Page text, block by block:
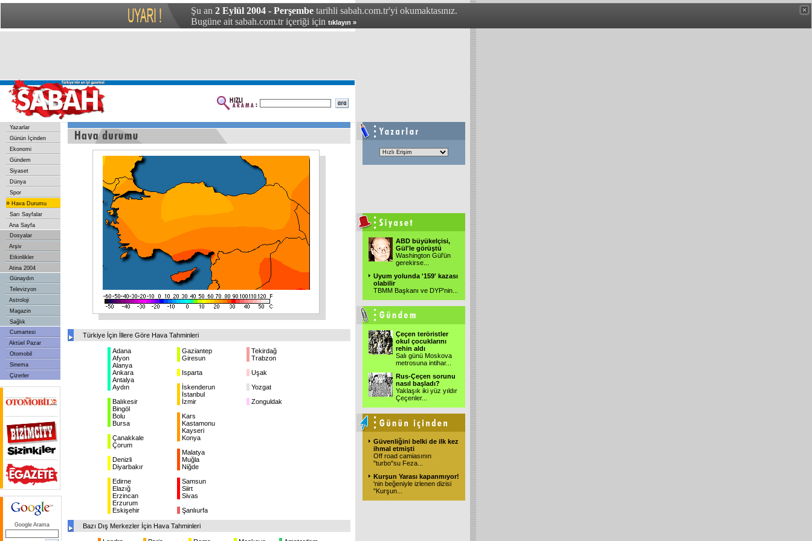
Şu an 2 Eylül 2004 - Perşembe tarihli sabah.com.tr'yi okumaktasınız.
Bugüne ait sabah.com.tr içeriği için tıklayın »
Yazarlar
Günün İçinden
Ekonomi
Gündem
Siyaset
Dünya
Spor
» Hava Durumu
Sarı Sayfalar
Ana Sayfa
Dosyalar
Arşiv
Etkinlikler
Atina 2004
Günaydın
Televizyon
Astroloji
Magazin
Sağlık
Cumartesi
Aktüel Pazar
Otomobil
Sinema
Çizerler
Google Arama
Türkiye İçin İllere Göre Hava Tahminleri
Adana Gaziantep
Tekirdağ
Afyon
Giresun
Trabzon
Alanya
Ankara
Isparta
Uşak
Antalya
Aydın
İskenderun
Yozgat
İstanbul
Balıkesir
İzmir
Zonguldak
Bingöl
Bolu
Kars
Bursa
Kastamonu
Kayseri
Çanakkale
Konya
Çorum
Malatya
Denizli
Muğla
Diyarbakır
Niğde
Edirne
Samsun
Elazığ
Siirt
Erzincan
Sivas
Erzurum
Eskişehir
Şanlıurfa
Bazı Dış Merkezler İçin Hava Tahminleri
ABD büyükelçisi,
Gül'le görüştü
Washington Gül'ün
gerekirse
Uyum yolunda '159' kazası
olabilir
TBMM Başkanı ve DYP'nin
Çeçen teröristler
okul çocuklarını
rehin aldı
Salı günü Moskova
metrosuna intihar...
Rus-Çeçen sorunu
nasıl başladı?
Yaklaşık iki yüz yıldır
Çeçenler...
Güvenliğini belki de ilk kez
ihmal etmişti
Off road camiasının
"turbo"su Feza
Kurşun Yarası kapanmıyor!
'nin beğeniyle izlenen dizisi
"Kurşun